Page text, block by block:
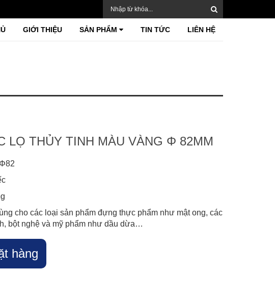
GIỚI THIỆU SẢN PHẨM TIN TỨC LIÊN HỆ
LỌ THỦY TINH MÀU VÀNG Φ 82MM
Φ82
cho các loại sản phẩm đựng thực phẩm như mật ong, các
bột nghệ và mỹ phẩm như dầu dừa…
hàng